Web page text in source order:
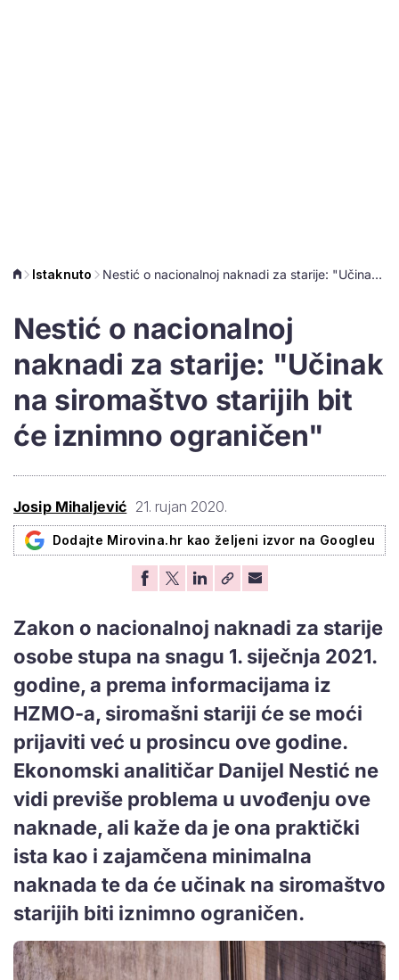
Istaknuto Nestić o nacionalnoj naknadi za starije: "Učinak na siromaštvo starijih bit će iznimno ograničen"
Nestić o nacionalnoj
naknadi za starije: "Učinak
na siromaštvo starijih bit
će iznimno ograničen"
Josip Mihaljević 21. rujan 2020.
Dodajte Mirovina.hr kao željeni izvor na Googleu
Zakon o nacionalnoj naknadi za starije
osobe stupa na snagu 1. siječnja 2021.
godine, a prema informacijama iz
HZMO-a, siromašni stariji će se moći
prijaviti već u prosincu ove godine.
Ekonomski analitičar Danijel Nestić ne
vidi previše problema u uvođenju ove
naknade, ali kaže da je ona praktički
ista kao i zajamčena minimalna
naknada te da će učinak na siromaštvo
starijih biti iznimno ograničen.